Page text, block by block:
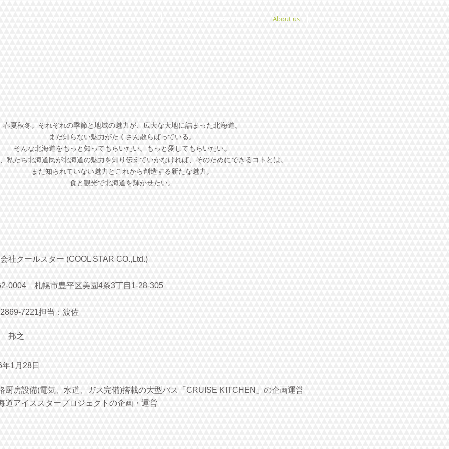
About us
春夏秋冬。それぞれの季節と地域の魅力が、広大な大地に詰まった北海道。
まだ知らない魅力がたくさん散らばっている。
そんな北海道をもっと知ってもらいたい。もっと愛してもらいたい。
私たち北海道民が北海道の魅力を知り伝えていかなければ、そのためにできるコトとは。
​まだ知られていない魅力とこれから創造する新たな魅力。
​食と観光で北海道を輝かせたい。
社クールスター (COOL STAR CO.,Ltd.)
0004 札幌市豊平区美園4条3丁目1-28-305
7221担当：波佐
邦之
年1月28日
厨房設備(電気、水道、ガス完備)搭載の大型バス「CRUISE KITCHEN」の企画運営
道アイススタープロジェクトの企画・運営